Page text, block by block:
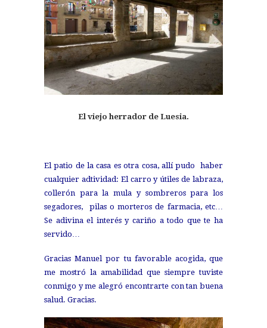
El viejo herrador de Luesia.
El patio de la casa es otra cosa, allí pudo haber
cualquier adtividad: El carro y útiles de labraza,
collerón para la mula y sombreros para los
segadores, pilas o morteros de farmacia, etc…
Se adivina el interés y cariño a todo que te ha
servido…
Gracias Manuel por tu favorable acogida, que
me mostró la amabilidad que siempre tuviste
conmigo y me alegró encontrarte con tan buena
salud. Gracias.